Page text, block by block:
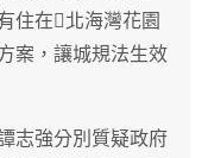
住在北海灣花園
案，讓城規法生效
志強分別質疑政府